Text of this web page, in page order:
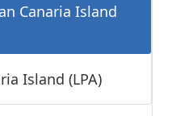
Canaria Island
Island (LPA)